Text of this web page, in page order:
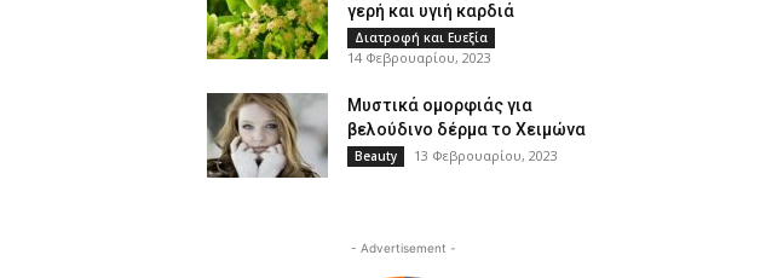
γερή και υγιή καρδιά
Διατροφή και Ευεξία
14 Φεβρουαρίου, 2023
Μυστικά ομορφιάς για
βελούδινο δέρμα το Χειμώνα
Beauty 13 Φεβρουαρίου, 2023
- Advertisement -